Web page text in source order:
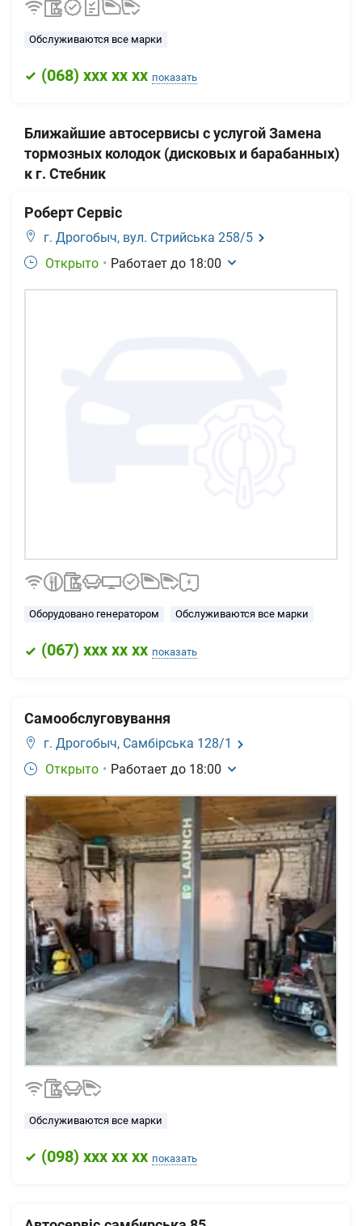
Обслуживаются все марки
(068) xxx xx xx показать
Ближайшие автосервисы с услугой Замена
тормозных колодок (дисковых и барабанных)
к г. Стебник
Роберт Сервіс
г. Дрогобыч, вул. Стрийська 258/5
Открыто • Работает до 18:00
Оборудовано генератором Обслуживаются все марки
(067) xxx xx xx показать
Cамообслуговування
г. Дрогобыч, Самбірська 128/1
Открыто • Работает до 18:00
Обслуживаются все марки
(098) xxx xx xx показать